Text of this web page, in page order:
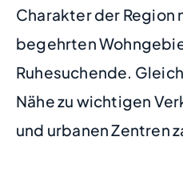
Charakter der Region
begehrten
Ruhesuchende.
Nähe zu wichtigen
und urbanen Zentren